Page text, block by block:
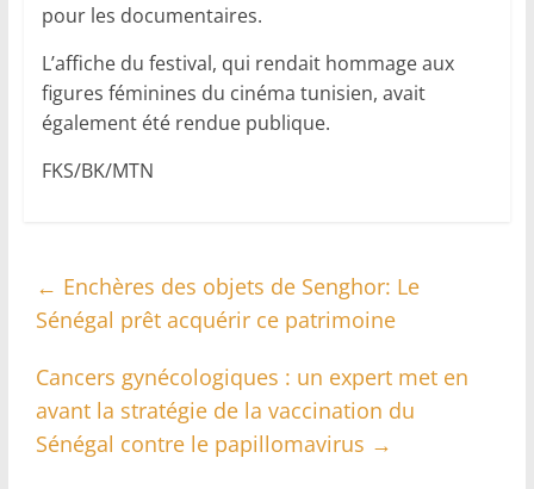
pour les documentaires.
L’affiche du festival, qui rendait hommage aux
figures féminines du cinéma tunisien, avait
également été rendue publique.
FKS/BK/MTN
← Enchères des objets de Senghor: Le
Sénégal prêt acquérir ce patrimoine
Cancers gynécologiques : un expert met en
avant la stratégie de la vaccination du
Sénégal contre le papillomavirus →